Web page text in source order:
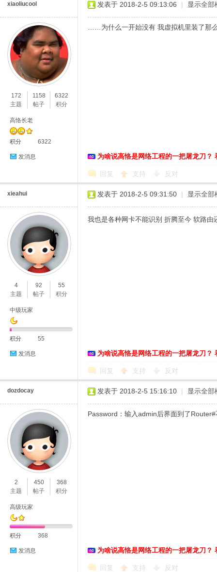
xiaoliucool
172
主题
1158
帖子
6322
积分
高恪长老
积分 6322
发消息
发表于 2018-2-5 09:13:06 | 显示全部
……为什么一开始没有 我虚拟机里装了
为啥说高恪是网络工程的一把屠龙刀？
回复 支持 反对
xieahui
4
主题
92
帖子
55
积分
中级玩家
积分 55
发消息
发表于 2018-2-5 09:31:50 | 显示全部
我也是各种网卡不能识别 折腾至今 软路
为啥说高恪是网络工程的一把屠龙刀？
回复 支持 反对
dozdocay
2
主题
450
帖子
368
积分
高级玩家
积分 368
发消息
发表于 2018-2-5 15:16:10 | 显示全部
Password：输入admin后界面到了
为啥说高恪是网络工程的一把屠龙刀？
回复 支持 反对